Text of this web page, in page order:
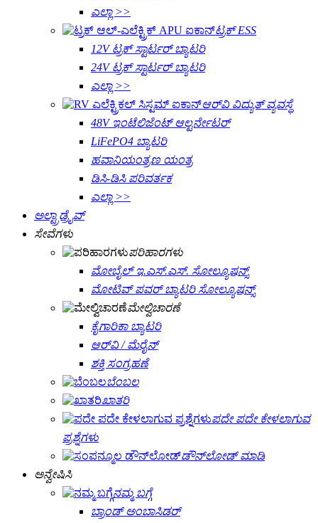
ಎಲ್ಲಾ >>
ಟ್ರಕ್ ESS
12V ಟ್ರಕ್ ಸ್ಟಾರ್ಟರ್ ಬ್ಯಾಟರಿ
24V ಟ್ರಕ್ ಸ್ಟಾರ್ಟರ್ ಬ್ಯಾಟರಿ
ಎಲ್ಲಾ >>
ಆರ್‌ವಿ ವಿದ್ಯುತ್ ವ್ಯವಸ್ಥೆ
48V ಇಂಟೆಲಿಜೆಂಟ್ ಆಲ್ಟರ್ನೇಟರ್
LiFePO4 ಬ್ಯಾಟರಿ
ಹವಾನಿಯಂತ್ರಣ ಯಂತ್ರ
ಡಿಸಿ-ಡಿಸಿ ಪರಿವರ್ತಕ
ಎಲ್ಲಾ >>
ಅಲ್ಟ್ರಾಡ್ರೈವ್
ಸೇವೆಗಳು
ಪರಿಹಾರಗಳು
ಮೋಬೈಲ್ ಇ.ಎಸ್.ಎಸ್. ಸೋಲ್ಯೂಷನ್ಸ್
ಮೋಟಿವ್ ಪವರ್ ಬ್ಯಾಟರಿ ಸೋಲ್ಯೂಷನ್ಸ್
ಮೇಲ್ವಿಚಾರಣೆ
ಕೈಗಾರಿಕಾ ಬ್ಯಾಟರಿ
ಆರ್‌ವಿ / ಮೆರೈನ್
ಶಕ್ತಿ ಸಂಗ್ರಹಣೆ
ಬೆಂಬಲ
ಖಾತರಿ
ಪದೇ ಪದೇ ಕೇಳಲಾಗುವ
ಪ್ರಶ್ನೆಗಳು
ಡೌನ್‌ಲೋಡ್ ಮಾಡಿ
ಅನ್ವೇಷಿಸಿ
ನಮ್ಮ ಬಗ್ಗೆ
ಬ್ರಾಂಡ್ ಅಂಬಾಸಿಡರ್